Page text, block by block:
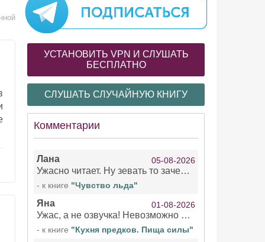
УСТАНОВИТЬ VPN И СЛУШАТЬ
БЕСПЛАТНО
СЛУШАТЬ СЛУЧАЙНУЮ КНИГУ
Комментарии
Лана 05-08-2026
Ужасно читает. Ну зевать то зачем. Уже не говорю, что ударения ставит, как хочет.
- к книге "Чувство льда"
Яна 01-08-2026
Ужас, а не озвучка! Невозможно вникать в смысл текста из за кривляний чтеца
- к книге "Кухня предков. Пища силы"